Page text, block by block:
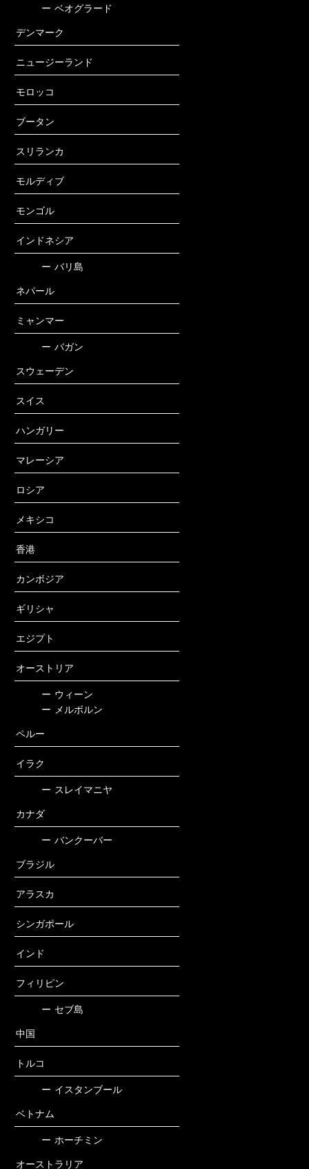
ー ベオグラード
デンマーク
ニュージーランド
モロッコ
ブータン
スリランカ
モルディブ
モンゴル
インドネシア
ー バリ島
ネパール
ミャンマー
ー バガン
スウェーデン
スイス
ハンガリー
マレーシア
ロシア
メキシコ
香港
カンボジア
ギリシャ
エジプト
オーストリア
ー ウィーン
ー メルボルン
ペルー
イラク
ー スレイマニヤ
カナダ
ー バンクーバー
ブラジル
アラスカ
シンガポール
インド
フィリピン
ー セブ島
中国
トルコ
ー イスタンブール
ベトナム
ー ホーチミン
オーストラリア